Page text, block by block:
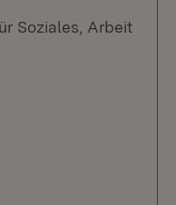
Soziales, Arbeit